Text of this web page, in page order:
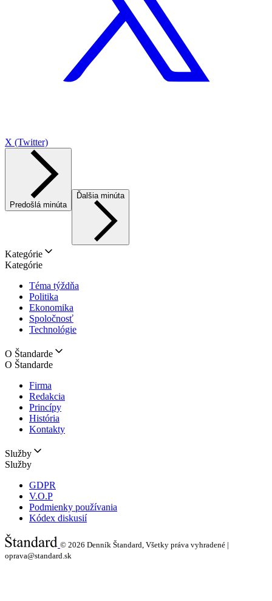
X (Twitter)
Predošlá minúta
Ďalšia minúta
Kategórie
Kategórie
Téma týždňa
Politika
Ekonomika
Spoločnosť
Technológie
O Štandarde
O Štandarde
Firma
Redakcia
Princípy
História
Kontakty
Služby
Služby
GDPR
V.O.P
Podmienky používania
Kódex diskusií
© 2026 Denník Štandard, Všetky práva vyhradené |
oprava@standard.sk